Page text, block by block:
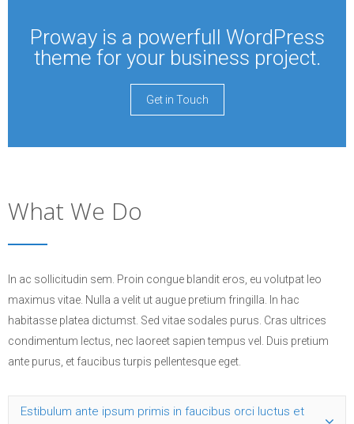
Proway is a powerfull WordPress
theme for your business project.
Get in Touch
What We Do
In ac sollicitudin sem. Proin congue blandit eros, eu volutpat leo
maximus vitae. Nulla a velit ut augue pretium fringilla. In hac
habitasse platea dictumst. Sed vitae sodales purus. Cras ultrices
condimentum lectus, nec laoreet sapien tempus vel. Duis pretium
ante purus, et faucibus turpis pellentesque eget.
Estibulum ante ipsum primis in faucibus orci luctus et